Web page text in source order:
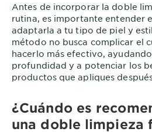
Antes de incorporar la doble
rutina, es importante entender
adaptarla a tu tipo de piel y
método no busca complicar el
hacerlo más efectivo,
profundidad y a potenciar los
productos que apliques
¿Cuándo es
una doble limpieza